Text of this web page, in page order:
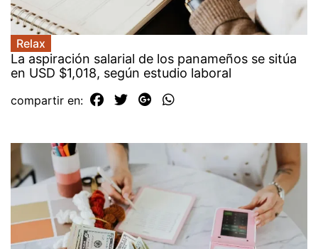
Relax
La aspiración salarial de los panameños se sitúa
en USD $1,018, según estudio laboral
compartir en: